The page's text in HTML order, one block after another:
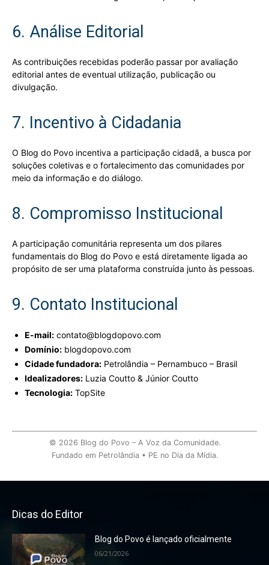
6. Análise Editorial
As contribuições recebidas poderão passar por avaliação
editorial antes de eventual utilização, publicação ou
divulgação.
7. Incentivo à Cidadania
O Blog do Povo incentiva a participação cidadã, a busca por
soluções coletivas e o fortalecimento das comunidades por
meio da informação e do diálogo.
8. Compromisso Institucional
A participação comunitária representa um dos pilares
fundamentais do Blog do Povo e está diretamente ligada ao
propósito de ser uma plataforma construída junto às pessoas.
9. Contato Institucional
E-mail: contato@blogdopovo.com
Domínio: blogdopovo.com
Cidade fundadora: Petrolândia – Pernambuco – Brasil
Idealizadores: Luzia Coutto & Júnior Coutto
Tecnologia: TopSite
© 2026 Blog do Povo – A Voz da Comunidade.
Fundado em Petrolândia • PE no Dia da Mídia.
Dicas do Editor
Blog do Povo é lançado oficialmente
06/21/2026